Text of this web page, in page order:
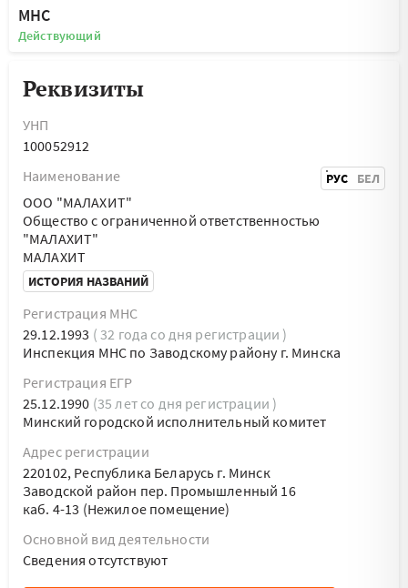
МНС
Действующий
Реквизиты
УНП
100052912
Наименование
РУС БЕЛ
ООО "МАЛАХИТ"
Общество с ограниченной ответственностью
"МАЛАХИТ"
МАЛАХИТ
ИСТОРИЯ НАЗВАНИЙ
Регистрация МНС
29.12.1993 ( 32 года со дня регистрации )
Инспекция МНС по Заводскому району г. Минска
Регистрация ЕГР
25.12.1990 (35 лет со дня регистрации )
Минский городской исполнительный комитет
Адрес регистрации
220102, Республика Беларусь г. Минск
Заводской район пер. Промышленный 16
каб. 4-13 (Нежилое помещение)
Основной вид деятельности
Cведения отсутствуют